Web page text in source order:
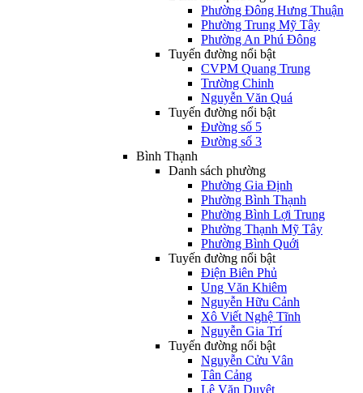
Phường Đông Hưng Thuận
Phường Trung Mỹ Tây
Phường An Phú Đông
Tuyến đường nổi bật
CVPM Quang Trung
Trường Chinh
Nguyễn Văn Quá
Tuyến đường nổi bật
Đường số 5
Đường số 3
Bình Thạnh
Danh sách phường
Phường Gia Định
Phường Bình Thạnh
Phường Bình Lợi Trung
Phường Thạnh Mỹ Tây
Phường Bình Quới
Tuyến đường nổi bật
Điện Biên Phủ
Ung Văn Khiêm
Nguyễn Hữu Cảnh
Xô Viết Nghệ Tĩnh
Nguyễn Gia Trí
Tuyến đường nổi bật
Nguyễn Cửu Vân
Tân Cảng
Lê Văn Duyệt